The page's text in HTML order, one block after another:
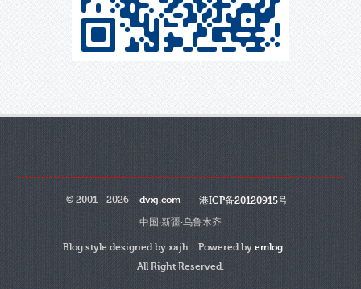
© 2001 - 2026 dvxj.com
港ICP备20120915号
中国·新疆·乌鲁木齐
Blog style designed by xajh Powered by emlog
All Right Reserved.